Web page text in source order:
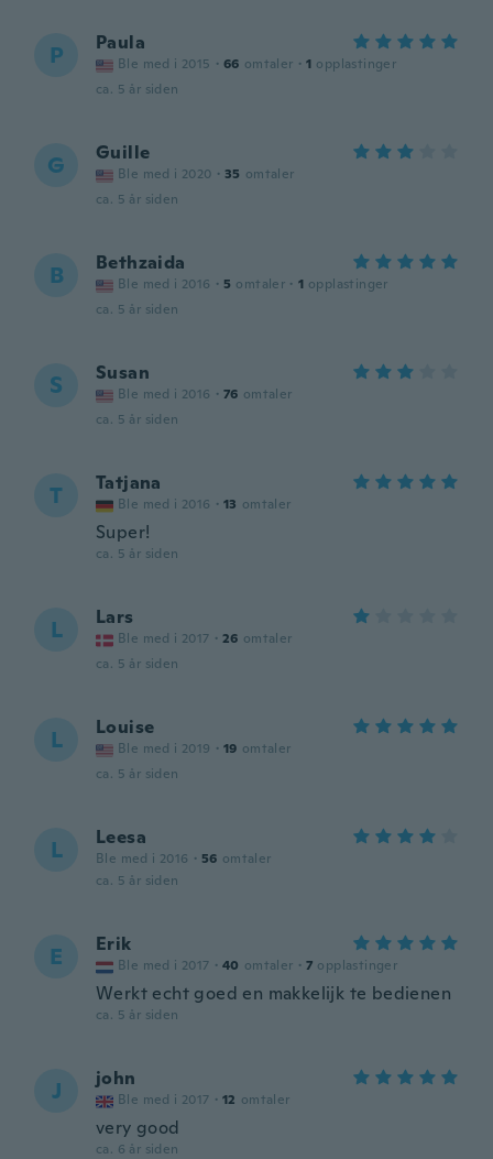
P Paula
Ble med i 2015 · 66 omtaler · 1 opplastinger
ca. 5 år siden
G Guille
Ble med i 2020 · 35 omtaler
ca. 5 år siden
B Bethzaida
Ble med i 2016 · 5 omtaler · 1 opplastinger
ca. 5 år siden
S Susan
Ble med i 2016 · 76 omtaler
ca. 5 år siden
T Tatjana
Ble med i 2016 · 13 omtaler
Super!
ca. 5 år siden
L Lars
Ble med i 2017 · 26 omtaler
ca. 5 år siden
L Louise
Ble med i 2019 · 19 omtaler
ca. 5 år siden
L Leesa
Ble med i 2016 · 56 omtaler
ca. 5 år siden
E Erik
Ble med i 2017 · 40 omtaler · 7 opplastinger
Werkt echt goed en makkelijk te bedienen
ca. 5 år siden
J john
Ble med i 2017 · 12 omtaler
very good
ca. 6 år siden